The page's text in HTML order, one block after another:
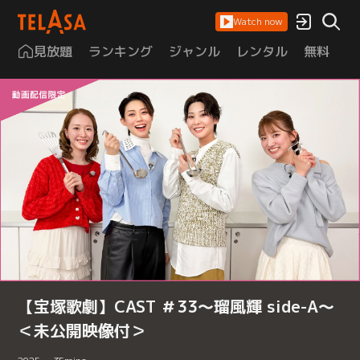
Watch now
見放題 ランキング ジャンル レンタル 無料
【宝塚歌劇】CAST ＃33～瑠風輝 side-A～
＜未公開映像付＞